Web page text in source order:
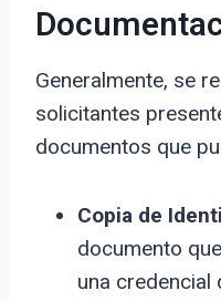
Generalmente, se
solicitantes
documentos que
Copia de
documento
una credencial